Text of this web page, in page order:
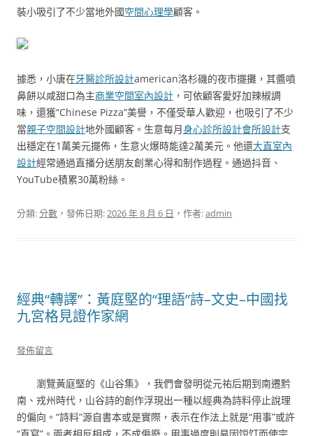
裝小吸引了不少當地外國空間心理學顧客。
據悉，小唐在牙醫診所設計american洛杉磯的夜市擺攤，其醬噴
鼻餅以咸甜口為主商業空間室內設計 ，可依顧客愛好加辣椒調
味，還獲“Chinese Pizza”美譽，不僅受華人歡迎，也吸引了不少
當親子空間設計地外國顧客。生意每月身心診所設計會所設計支
出穩定在1萬美元擺佈，生意火爆時能達2萬美元。他還大直室內
設計經常通過直播分送朋友創業心得和制作過程。通過抖音、
YouTube積累30萬粉絲。
分類:分數 ，發佈日期:2026 年 8 月 6 日 ，作者:admin
經典“轉譯”：黃庭堅的“理語”詩–文史–中國找
九宮格見證作家網
發佈留言
瀏覽黃庭堅的《山谷集》，我們會發明從元祐后期到南遷黔
南、戎州時代，山谷詩的創作浮現出一種以經典為詩料停止說理
的偏向。“詩料”源自書本或是實際，表示在作法上就是“用事”或許